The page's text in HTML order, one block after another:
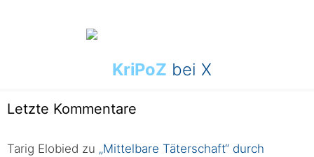
KriPoZ bei X
Letzte Kommentare
Tarig Elobied zu „Mittelbare Täterschaft“ durch